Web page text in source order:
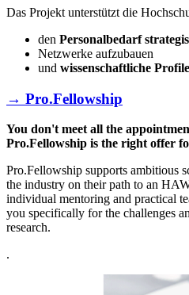
Das Projekt unterstützt die
den Personalbedarf
Netzwerke aufzubauen
und wissenschaftliche Profile
→ Pro.Fellowship
You don't meet all the
Pro.Fellowship is the right offer
Pro.Fellowship supports ambitious
the industry on their path to an
individual mentoring and practical
you specifically for the challenges
research.
.